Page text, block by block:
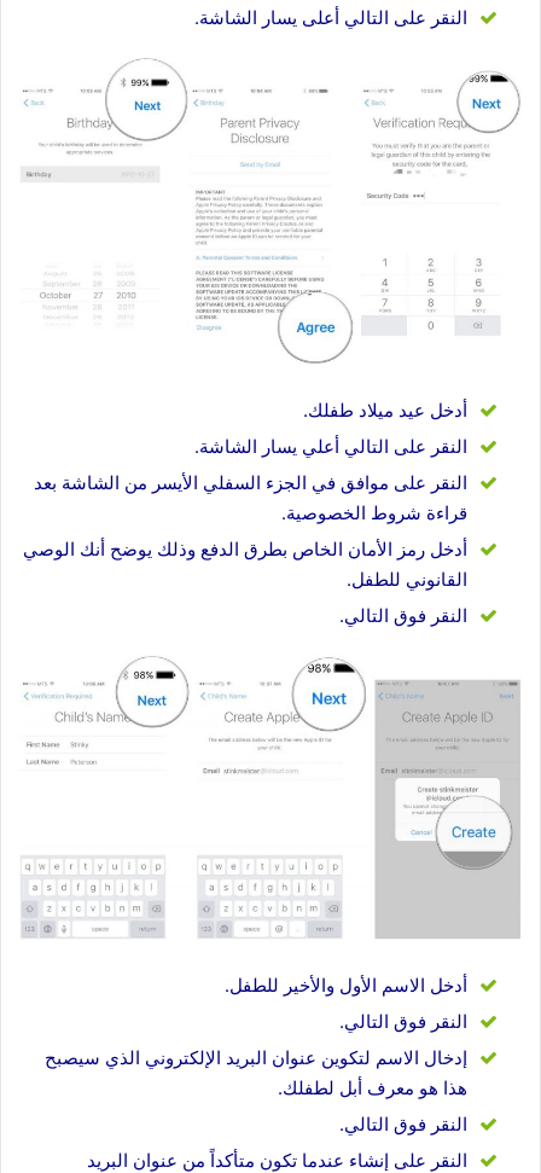
النقر على التالي أعلى يسار الشاشة.
أدخل عيد ميلاد طفلك.
النقر على التالي أعلي يسار الشاشة.
النقر على موافق في الجزء السفلي الأيسر من الشاشة بعد
قراءة شروط الخصوصية.
أدخل رمز الأمان الخاص بطرق الدفع وذلك يوضح أنك الوصي
القانوني للطفل.
النقر فوق التالي.
أدخل الاسم الأول والأخير للطفل.
النقر فوق التالي.
إدخال الاسم لتكوين عنوان البريد الإلكتروني الذي سيصبح
هذا هو معرف أبل لطفلك.
النقر فوق التالي.
النقر على إنشاء عندما تكون متأكداً من عنوان البريد